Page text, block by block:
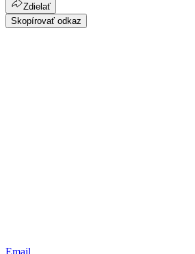
Zdielať
Skopírovať odkaz